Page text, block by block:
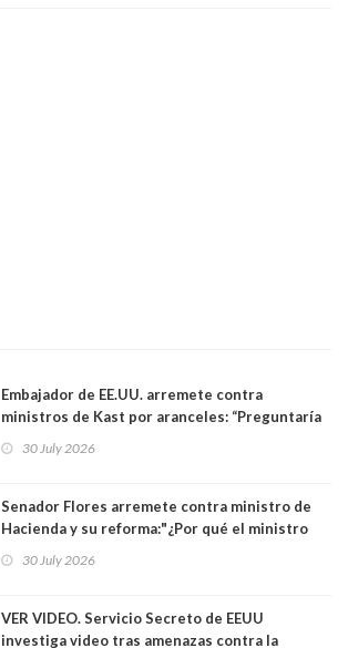
Embajador de EE.UU. arremete contra
ministros de Kast por aranceles: “Preguntaría
Yo diría que no”
30 July 2026
Senador Flores arremete contra ministro de
Hacienda y su reforma:"¿Por qué el ministro
más ricos, pasándole la aplanadora a los
30 July 2026
VER VIDEO. Servicio Secreto de EEUU
investiga video tras amenazas contra la